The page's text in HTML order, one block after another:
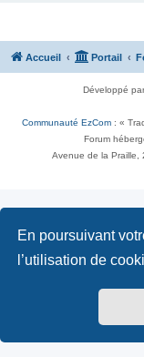
En poursuivant
l’utilisation de
Accueil Portail
Développé
Communauté EzCom : «
Forum
Avenue de la Praille,